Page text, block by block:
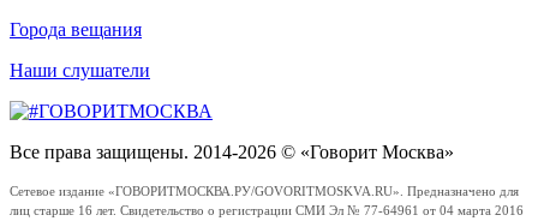
Города вещания
Наши слушатели
Все права защищены. 2014-2026 © «Говорит Москва»
Сетевое издание «ГОВОРИТМОСКВА.РУ/GOVORITMOSKVA.RU». Предназначено для
лиц старше 16 лет. Свидетельство о регистрации СМИ Эл № 77-64961 от 04 марта 2016